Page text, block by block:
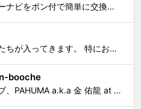
青くなった画面のカーナビをポン付で簡単に交換、出来ると思っていたら意外と闇多め!!!なDAY①から続く今回は、DAY②。 テスターで調べてみたのだが、結果的にバックカメラからナビ裏まで来てる、配線を見つけることが出来なかった前回。気付けば闇w。 さてさて、この頃のDVDナビ的なT...
時々、ポニーにも虫たちが入ってきます。 特にお盆の頃はどの虫かと気になり探してしまう。 今まではキリギリスやすいっちょん、今思えば今年は蝉だったのかな。
booche
先日、行われたライブ、PAHUMA a.k.a 金 佑龍 at PONY'STOYから〜 cutman-booche時代の楽曲「立ち上がれ」を映像化させてもらいました。 茅ヶ崎の名店 FROGGIES〜さんで ウリョンはマンススリー・ライブを行っています！ そのライブでウ...